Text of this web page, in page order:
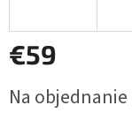
€59
cena:
Na objednanie